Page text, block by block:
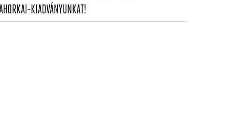
KIADVÁNYUNKAT!(CURRENT)